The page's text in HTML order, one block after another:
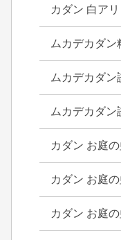
カダン 白ア
ムカデカダン
ムカデカダン
ムカデカダ
カダン お庭
カダン お庭
カダン お庭